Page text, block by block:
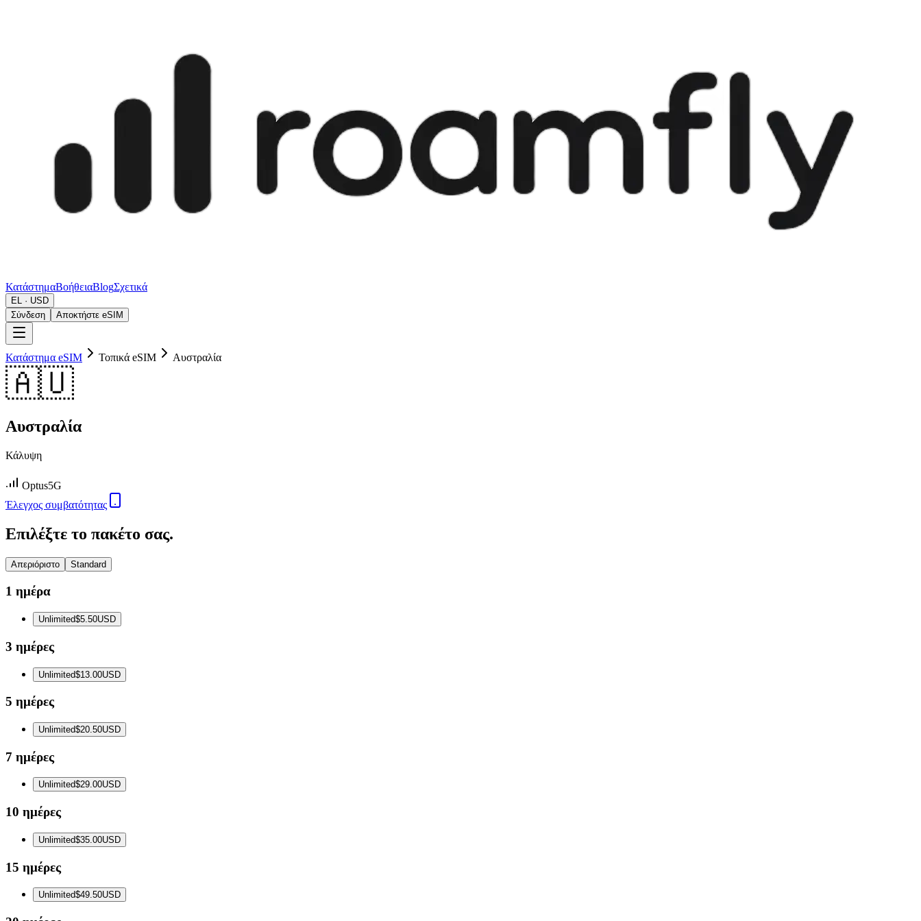
ΚατάστημαΒοήθειαBlogΣχετικά
EL · USD
Σύνδεση
Αποκτήστε eSIM
Κατάστημα eSIM Τοπικά eSIM Αυστραλία
🇦🇺
Αυστραλία
Κάλυψη
Optus5G
Έλεγχος συμβατότητας
Επιλέξτε το πακέτο σας.
Απεριόριστο Standard
1 ημέρα
Unlimited$5.50USD
3 ημέρες
Unlimited$13.00USD
5 ημέρες
Unlimited$20.50USD
7 ημέρες
Unlimited$29.00USD
10 ημέρες
Unlimited$35.00USD
15 ημέρες
Unlimited$49.50USD